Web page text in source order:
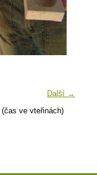
Další →
(čas ve vteřinách)